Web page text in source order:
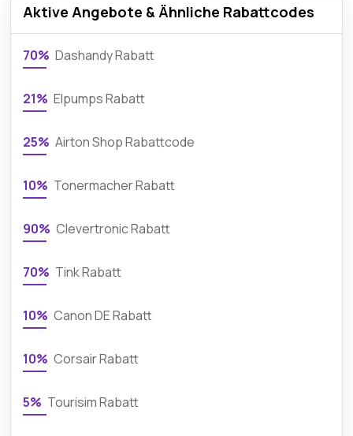
Aktive Angebote & Ähnliche Rabattcodes
70% Dashandy Rabatt
21% Elpumps Rabatt
25% Airton Shop Rabattcode
10% Tonermacher Rabatt
90% Clevertronic Rabatt
70% Tink Rabatt
10% Canon DE Rabatt
10% Corsair Rabatt
5% Tourisim Rabatt